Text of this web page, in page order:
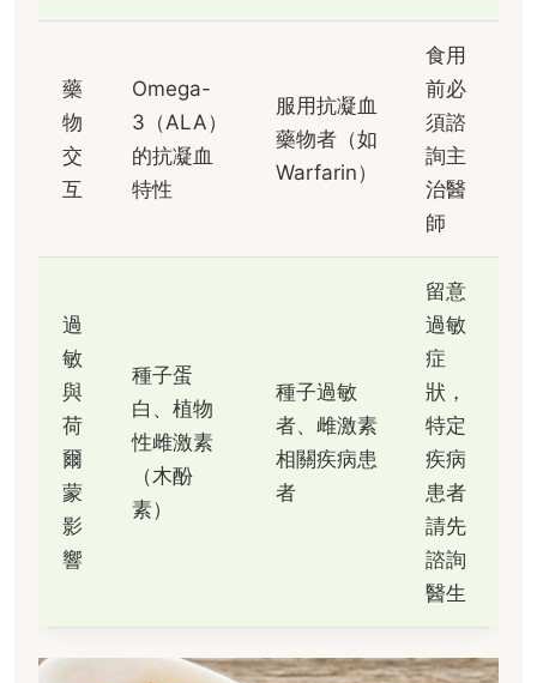
藥
物
交
互
Omega-
3（ALA）
的抗凝血
特性
服用抗凝血
藥物者（如
Warfarin）
食用
前必
須諮
詢主
治醫
師
過
敏
與
荷
爾
蒙
影
響
種子蛋
白、植物
性雌激素
（木酚
素）
種子過敏
者、雌激素
相關疾病患
者
留意
過敏
症
狀，
特定
疾病
患者
請先
諮詢
醫生